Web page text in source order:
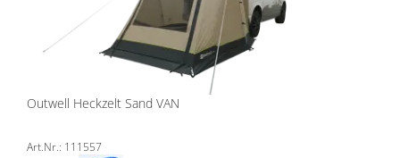
Outwell Heckzelt Sand VAN
Art.Nr.: 111557